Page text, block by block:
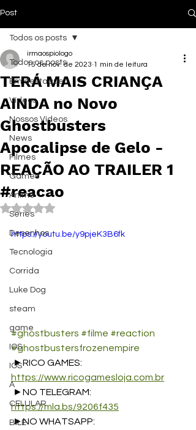
Post
Todos os posts
Em destaque
Vídeos
Nossos Vídeos
News
Filmes
Games
Anime
Series
Desenhos
Tecnologia
Corrida
Luke Dog
steam
game
IOS
IOS
A
CELULAR
BILE
Todos os posts
TERÁ MAIS CRIANÇA
AINDA no Novo
Ghostbusters
Apocalipse de Gelo -
REAÇÃO AO TRAILER 1
#reacao
irmaospiologo
15 de nov. de 2023 1 min de leitura
Avaliado com NaN de 5 estrelas.
https://youtu.be/y9pjeK3B6fk
#ghostbusters #filme #reaction
#ghostbustersfrozenempire
►RICO GAMES:
https://www.ricogamesloja.com.br
►NO TELEGRAM:
https://mla.bs/9206f435
►NO WHATSAPP: